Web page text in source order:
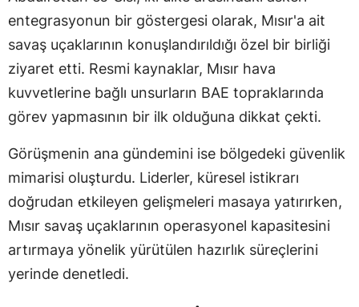
entegrasyonun bir göstergesi olarak, Mısır'a ait
savaş uçaklarının konuşlandırıldığı özel bir birliği
ziyaret etti. Resmi kaynaklar, Mısır hava
kuvvetlerine bağlı unsurların BAE topraklarında
görev yapmasının bir ilk olduğuna dikkat çekti.
Görüşmenin ana gündemini ise bölgedeki güvenlik
mimarisi oluşturdu. Liderler, küresel istikrarı
doğrudan etkileyen gelişmeleri masaya yatırırken,
Mısır savaş uçaklarının operasyonel kapasitesini
artırmaya yönelik yürütülen hazırlık süreçlerini
yerinde denetledi.